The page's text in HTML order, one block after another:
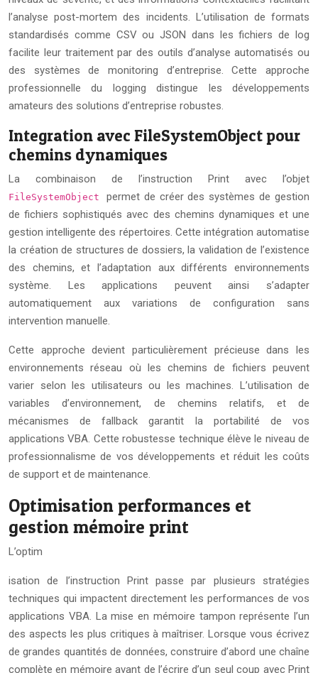
l’analyse post-mortem des incidents. L’utilisation de formats
standardisés comme CSV ou JSON dans les fichiers de log
facilite leur traitement par des outils d’analyse automatisés ou
des systèmes de monitoring d’entreprise. Cette approche
professionnelle du logging distingue les développements
amateurs des solutions d’entreprise robustes.
Integration avec FileSystemObject pour
chemins dynamiques
La combinaison de l’instruction Print avec l’objet
FileSystemObject permet de créer des systèmes de gestion
de fichiers sophistiqués avec des chemins dynamiques et une
gestion intelligente des répertoires. Cette intégration automatise
la création de structures de dossiers, la validation de l’existence
des chemins, et l’adaptation aux différents environnements
système. Les applications peuvent ainsi s’adapter
automatiquement aux variations de configuration sans
intervention manuelle.
Cette approche devient particulièrement précieuse dans les
environnements réseau où les chemins de fichiers peuvent
varier selon les utilisateurs ou les machines. L’utilisation de
variables d’environnement, de chemins relatifs, et de
mécanismes de fallback garantit la portabilité de vos
applications VBA. Cette robustesse technique élève le niveau de
professionnalisme de vos développements et réduit les coûts
de support et de maintenance.
Optimisation performances et
gestion mémoire print
L’optim
isation de l’instruction Print passe par plusieurs stratégies
techniques qui impactent directement les performances de vos
applications VBA. La mise en mémoire tampon représente l’un
des aspects les plus critiques à maîtriser. Lorsque vous écrivez
de grandes quantités de données, construire d’abord une chaîne
complète en mémoire avant de l’écrire d’un seul coup avec Print